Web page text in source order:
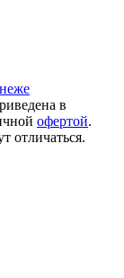
в
офертой.
отличаться.